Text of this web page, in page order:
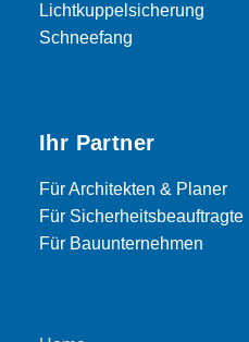
Lichtkuppelsicherung
Schneefang
Ihr Partner
Für Architekten & Planer
Für Sicherheitsbeauftragte
Für Bauunternehmen